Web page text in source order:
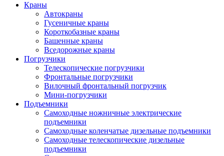
Краны
Автокраны
Гусеничные краны
Короткобазные краны
Башенные краны
Вcедорожные краны
Погрузчики
Телескопические погрузчики
Фронтальные погрузчики
Вилочный фронтальный погрузчик
Мини-погрузчики
Подъемники
Самоходные ножничные электрические
подъемники
Самоходные коленчатые дизельные подъемники
Самоходные телескопические дизельные
подъемники